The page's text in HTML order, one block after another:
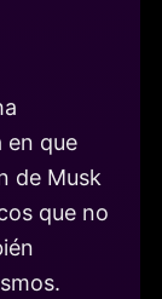
en que
de Musk
que no